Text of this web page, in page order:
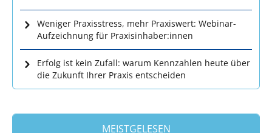
Weniger Praxisstress, mehr Praxiswert: Webinar-
Aufzeichnung für Praxisinhaber:innen
Erfolg ist kein Zufall: warum Kennzahlen heute über
die Zukunft Ihrer Praxis entscheiden
MEISTGELESEN